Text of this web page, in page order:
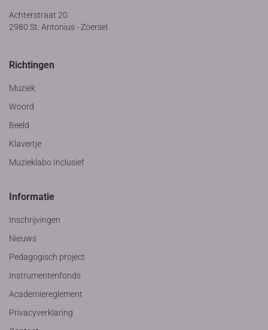
Achterstraat 20
2980 St. Antonius - Zoersel
Richtingen
Muziek
Woord
Beeld
Klavertje
Muzieklabo Inclusief
Informatie
Inschrijvingen
Nieuws
Pedagogisch project
Instrumentenfonds
Academiereglement
Privacyverklaring